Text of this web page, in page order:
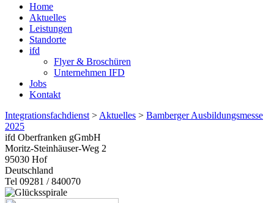
Home
Aktuelles
Leistungen
Standorte
ifd
Flyer & Broschüren
Unternehmen IFD
Jobs
Kontakt
Integrationsfachdienst > Aktuelles > Bamberger Ausbildungsmesse
2025
ifd Oberfranken gGmbH
Moritz-Steinhäuser-Weg 2
95030 Hof
Deutschland
Tel 09281 / 840070